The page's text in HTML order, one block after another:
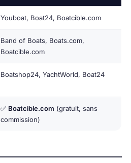
Youboat, Boat24, Boatcible.com
Band of Boats, Boats.com,
Boatcible.com
Boatshop24, YachtWorld, Boat24
✅ Boatcible.com (gratuit, sans
commission)